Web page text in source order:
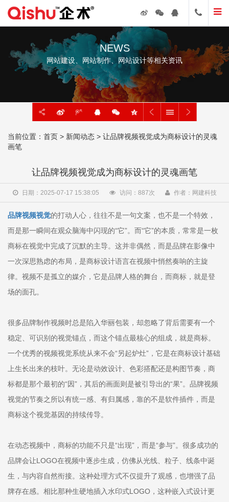
NEWS
网站建设、网站制作、网站设计等相关资讯
当前位置： 首页 > 新闻动态 > 让品牌视频视觉成为商标设计的灵魂
画笔
让品牌视频视觉成为商标设计的灵魂画笔
日期：2025-07-17 15:38:05 访问： 887次 作者：网建科技
品牌视频视觉的打动人心，往往不是一句文案，也不是一个特效，
而是那一瞬间在观众脑海中闪现的“它”。而“它”的本质，常常是一枚
商标在视觉中完成了沉默的主导。这并非偶然，而是品牌在影像中
一次深思熟虑的布局，是商标设计语言在视频中悄然奏响的主旋
律。视频不是孤立的媒介，它是品牌人格的舞台，而商标，就是登
场的面孔。
很多品牌制作视频时总是陷入华丽包装，却忽略了背后需要有一个
稳定、可识别的视觉锚点，而这个锚点最核心的组成，就是商标。
一个优秀的视频视觉系统从来不会“另起炉灶”，它是在商标设计基础
上生长出来的枝叶。无论是动效设计、色彩搭配还是构图节奏，商
标都是那个最初的“因”，其后的画面则是被引导出的“果”。品牌视频
视觉的节奏之所以有统一感、有归属感，靠的不是软件插件，而是
商标这个视觉基因的持续传导。
在动态视频中，商标的功能不只是“出现”，而是“参与”。很多成功的
品牌会让LOGO在视频中逐步生成，仿佛从光线、粒子、线条中诞
生，与内容自然衔接。这种处理方式不仅提升了观感，也增强了品
牌存在感。相比那种生硬地插入水印式LOGO，这种嵌入式设计更